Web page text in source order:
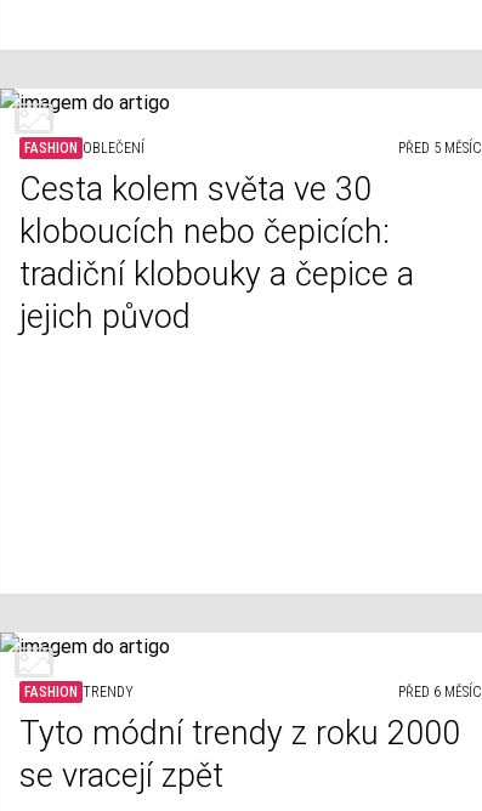
FASHION OBLEČENÍ PŘED 5 MĚSÍCI
Cesta kolem světa ve 30
kloboucích nebo čepicích:
tradiční klobouky a čepice a
jejich původ
FASHION TRENDY PŘED 6 MĚSÍCI
Tyto módní trendy z roku 2000
se vracejí zpět